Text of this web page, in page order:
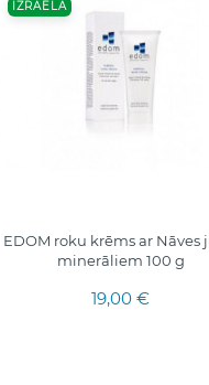
IZRAĒLA
EDOM roku krēms ar Nāves
minerāliem 100 g
19,00 €